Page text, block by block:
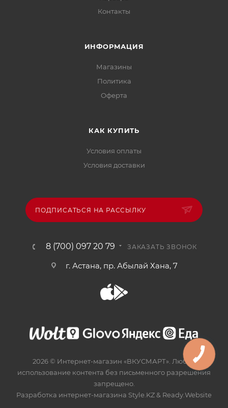
Контакты
ИНФОРМАЦИЯ
Магазины
Политика
Офертa
КАК КУПИТЬ
Условия оплаты
Условия доставки
ПОДПИСАТЬСЯ НА РАССЫЛКУ
8 (700) 097 20 79 ЗАКАЗАТЬ ЗВОНОК
г. Астана, пр. Абылай Хана, 7
2026 © Интернет-магазин «ВКУСМАРТ». Любое
использование контента без письменного разрешения
запрещено.
Разработка интернет-магазина Style.KZ& Ready.Website